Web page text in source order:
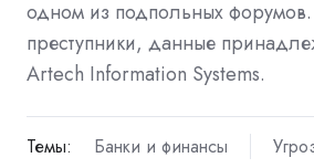
одном из подпольных
преступники, данные
Artech Information Systems.
Темы: Банки и финансы